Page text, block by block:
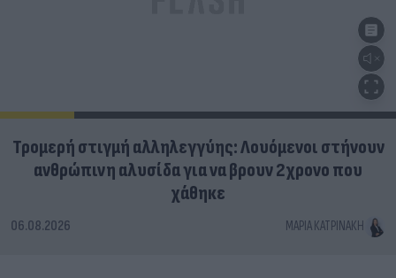
Τρομερή στιγμή αλληλεγγύης: Λουόμενοι στήνουν
ανθρώπινη αλυσίδα για να βρουν 2χρονο που
χάθηκε
06.08.2026 ΜΑΡΊΑ ΚΑΤΡΙΝΆΚΗ